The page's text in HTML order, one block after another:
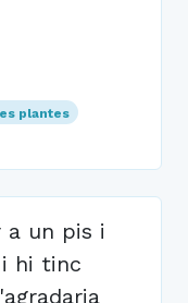
plantes
a un pis i
hi tinc